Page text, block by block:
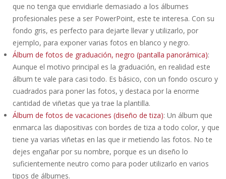
que no tenga que envidiarle demasiado a los álbumes
profesionales pese a ser PowerPoint, este te interesa. Con su
fondo gris, es perfecto para dejarte llevar y utilizarlo, por
ejemplo, para exponer varias fotos en blanco y negro.
Álbum de fotos de graduación, negro (pantalla panorámica):
Aunque el motivo principal es la graduación, en realidad este
álbum te vale para casi todo. Es básico, con un fondo oscuro y
cuadrados para poner las fotos, y destaca por la enorme
cantidad de viñetas que ya trae la plantilla.
Álbum de fotos de vacaciones (diseño de tiza): Un álbum que
enmarca las diapositivas con bordes de tiza a todo color, y que
tiene ya varias viñetas en las que ir metiendo las fotos. No te
dejes engañar por su nombre, porque es un diseño lo
suficientemente neutro como para poder utilizarlo en varios
tipos de álbumes.